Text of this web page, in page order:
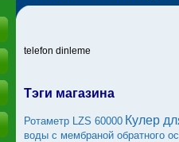
telefon dinleme
Тэги магазина
Ротаметр LZS 60000 Кулер
воды с мембраной обратного